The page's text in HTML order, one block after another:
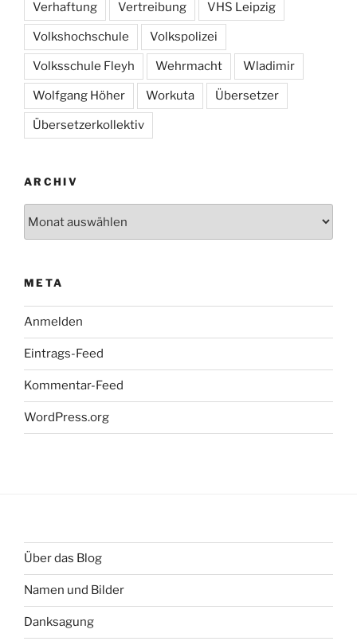
Verhaftung Vertreibung VHS Leipzig
Volkshochschule Volkspolizei
Volksschule Fleyh Wehrmacht Wladimir
Wolfgang Höher Workuta Übersetzer
Übersetzerkollektiv
ARCHIV
META
Anmelden
Eintrags-Feed
Kommentar-Feed
WordPress.org
Über das Blog
Namen und Bilder
Danksagung